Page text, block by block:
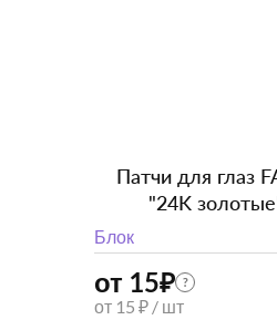
Патчи для глаз
"24K
Блок
от 15₽ ?
от 15 ₽ / шт